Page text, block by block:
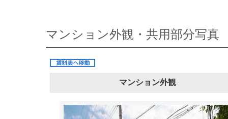
マンション外観・共用部分写真
マンション外観